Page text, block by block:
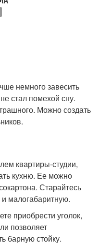
немного завесить
стал помехой сну.
Можно создать
квартиры-студии,
кухню. Ее можно
Старайтесь
малогабаритную.
приобрести уголок,
позволяет
барную стойку.